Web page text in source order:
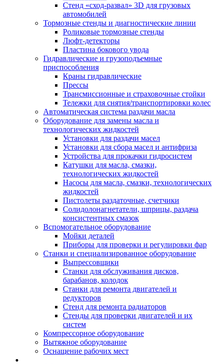
Стенд «сход-развал» 3D для грузовых
автомобилей
Тормозные стенды и диагностические линии
Роликовые тормозные стенды
Люфт-детекторы
Пластина бокового увода
Гидравлические и грузоподъемные
приспособления
Краны гидравлические
Прессы
Трансмиссионные и страховочные стойки
Тележки для снятия/транспортировки колес
Автоматическая система раздачи масла
Оборудование для замены масла и
технологических жидкостей
Установки для раздачи масел
Установки для сбора масел и антифриза
Устройства для прокачки гидросистем
Катушки для масла, смазки,
технологических жидкостей
Насосы для масла, смазки, технологических
жидкостей
Пистолеты раздаточные, счетчики
Солидолонагнетатели, шприцы, раздача
консистентных смазок
Вспомогательное оборудование
Мойки деталей
Приборы для проверки и регулировки фар
Станки и специализированное оборудование
Выпрессовщики
Станки для обслуживания дисков,
барабанов, колодок
Станки для ремонта двигателей и
редукторов
Стенд для ремонта радиаторов
Стенды для проверки двигателей и их
систем
Компрессорное оборудование
Вытяжное оборудование
Оснащение рабочих мест